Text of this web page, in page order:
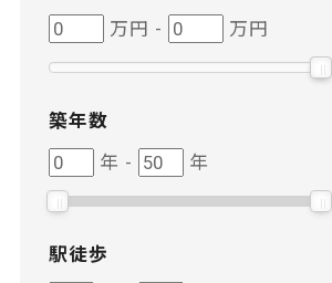
価
格
万円 - 価
格
万円
築年数
築
年
年 - 築
年
年
駅徒歩